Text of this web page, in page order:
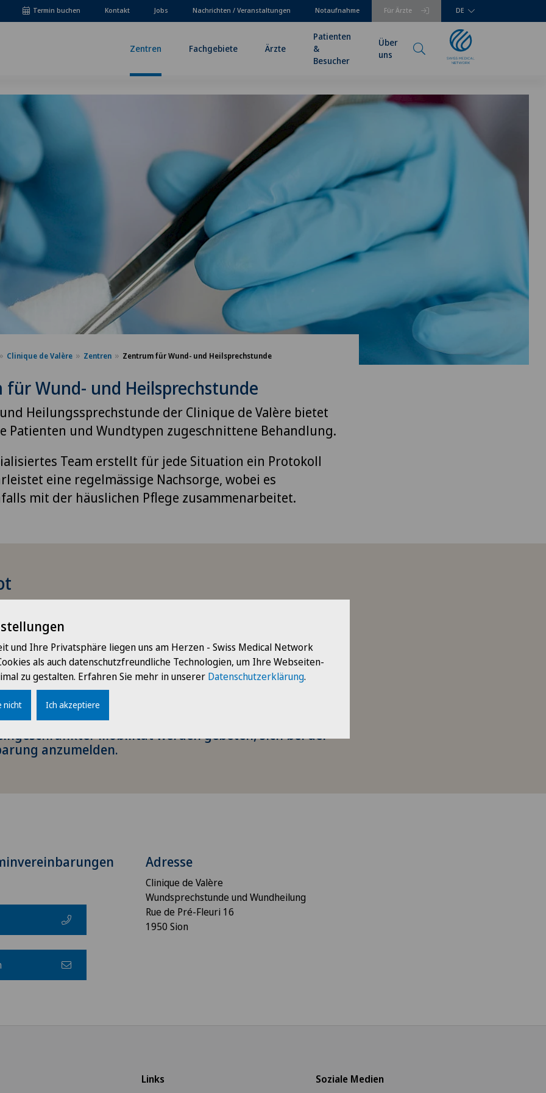
Für Ärzte
Termin buchen Kontakt Jobs Nachrichten / Veranstaltungen Notaufnahme DE
Zentren Fachgebiete Ärzte
Patienten
&
Besucher
Über
uns
Clinique de Valère Zentren Zentrum für Wund- und Heilsprechstunde
für Wund- und Heilsprechstunde
Heilungssprechstunde der Clinique de Valère bietet
Patienten und Wundtypen zugeschnittene Behandlung.
Team erstellt für jede Situation ein Protokoll
eine regelmässige Nachsorge, wobei es
mit der häuslichen Pflege zusammenarbeitet.
die Sprechstunde?
steht allen Personen offen, die eine spezifische und
benötigen.
wird von der obligatorischen
erstattet.
Mobilität
Mobilität werden gebeten, sich bei der
anzumelden.
Adresse
Clinique de Valère
Wundsprechstunde und Wundheilung
Rue de Pré-Fleuri 16
1950 Sion
Soziale Medien
Links
und Ihre Privatsphäre liegen uns am Herzen - Swiss Medical Network
als auch datenschutzfreundliche Technologien, um Ihre Webseiten-
zu gestalten. Erfahren Sie mehr in unserer Datenschutzerklärung.
nicht Ich akzeptiere